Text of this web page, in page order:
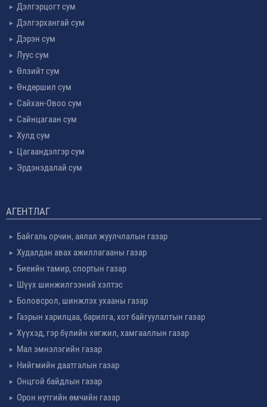
Дэлгэрцогт сум
Дэлгэрхангай сум
Дэрэн сум
Луус сум
Өлзийт сум
Өндөршил сум
Сайхан-Овоо сум
Сайнцагаан сум
Хулд сум
Цагаандэлгэр сум
Эрдэнэдалай сум
АГЕНТЛАГ
Байгаль орчин, аялал жуулчлалын газар
Худалдан авах ажиллагааны газар
Биеийн тамир, спортын газар
Шүүх шинжилгээний хэлтэс
Боловсрол, шинжлэх ухааны газар
Газрын харилцаа, барилга, хот байгуулалтын газар
Хүүхэд, гэр бүлийн хөгжил, хамгааллын газар
Мал эмнэлэгийн газар
Нийгмийн даатгалын газар
Онцгой байдлын газар
Орон нутгийн өмчийн газар